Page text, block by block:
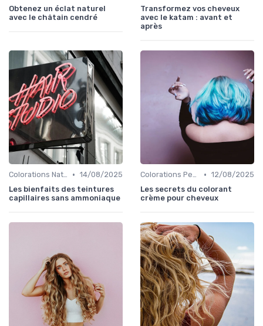
Obtenez un éclat naturel
avec le châtain cendré
Transformez vos cheveux
avec le katam : avant et
après
Colorations Naturelles et Bio • 14/08/2025
Les bienfaits des teintures
capillaires sans ammoniaque
Colorations Permanentes • 12/08/2025
Les secrets du colorant
crème pour cheveux